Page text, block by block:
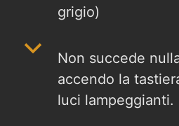
grigio)
b
Non succede
accendo la
luci lampeggianti.